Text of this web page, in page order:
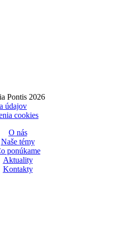
Pontis 2026
údajov
cookies
O nás
Naše témy
ponúkame
Aktuality
Kontakty